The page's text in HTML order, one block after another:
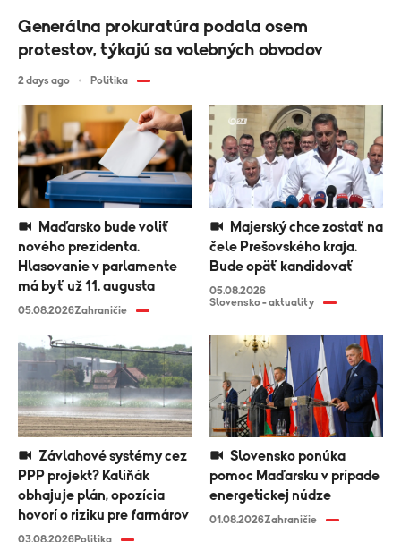
Generálna prokuratúra podala osem
protestov, týkajú sa volebných obvodov
2 days ago Politika
nového prezidenta.
Hlasovanie v parlamente
má byť už 11. augusta
05.08.2026Zahraničie
čele Prešovského kraja.
Bude opäť kandidovať
05.08.2026
Slovensko - aktuality
PPP projekt? Kaliňák
obhajuje plán, opozícia
hovorí o riziku pre farmárov
03.08.2026Politika
pomoc Maďarsku v prípade
energetickej núdze
01.08.2026Zahraničie